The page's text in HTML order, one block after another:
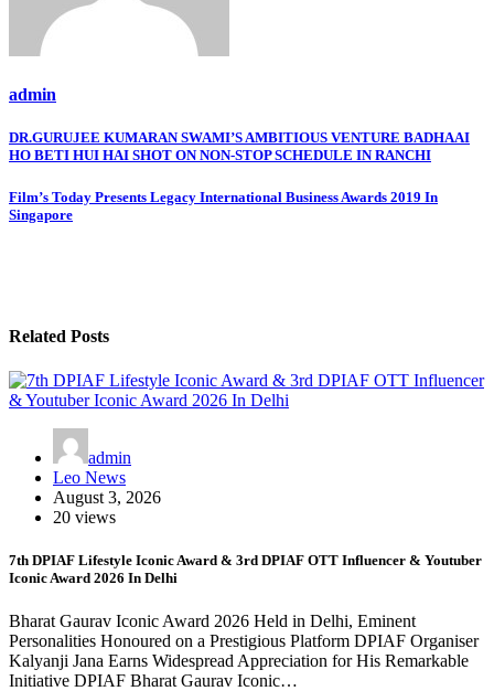
admin
Post
navigation
DR.GURUJEE KUMARAN SWAMI’S AMBITIOUS VENTURE BADHAAI
HO BETI HUI HAI SHOT ON NON-STOP SCHEDULE IN RANCHI
Film’s Today Presents Legacy International Business Awards 2019 In
Singapore
Related Posts
admin
Leo News
August 3, 2026
20 views
7th DPIAF Lifestyle Iconic Award & 3rd DPIAF OTT Influencer & Youtuber
Iconic Award 2026 In Delhi
Bharat Gaurav Iconic Award 2026 Held in Delhi, Eminent
Personalities Honoured on a Prestigious Platform DPIAF Organiser
Kalyanji Jana Earns Widespread Appreciation for His Remarkable
Initiative DPIAF Bharat Gaurav Iconic…